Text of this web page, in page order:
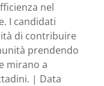
nel
I candidati
di contribuire
prendendo
mirano a
| Data